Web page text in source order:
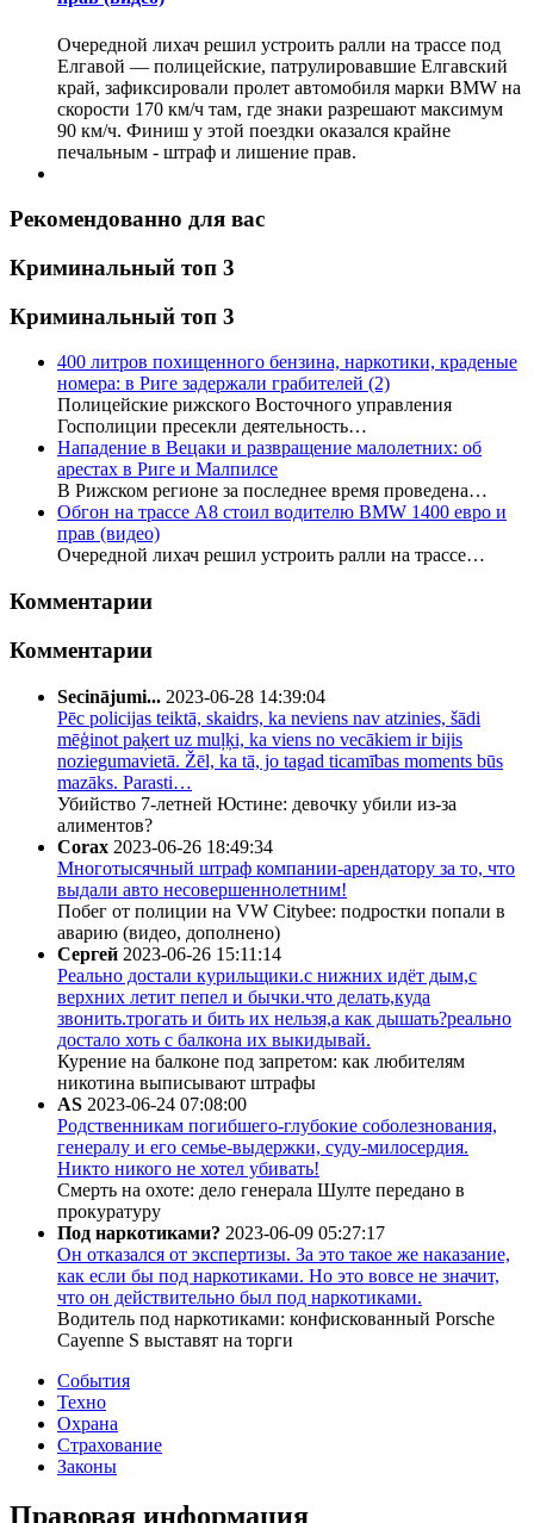
Очередной лихач решил устроить ралли на трассе под
Елгавой — полицейские, патрулировавшие Елгавский
край, зафиксировали пролет автомобиля марки BMW на
скорости 170 км/ч там, где знаки разрешают максимум
90 км/ч. Финиш у этой поездки оказался крайне
печальным - штраф и лишение прав.
Рекомендованно для вас
Криминальный топ 3
Криминальный топ 3
400 литров похищенного бензина, наркотики, краденые
номера: в Риге задержали грабителей (2)
Полицейские рижского Восточного управления
Госполиции пресекли деятельность…
Нападение в Вецаки и развращение малолетних: об
арестах в Риге и Малпилсе
В Рижском регионе за последнее время проведена…
Обгон на трассе А8 стоил водителю BMW 1400 евро и
прав (видео)
Очередной лихач решил устроить ралли на трассе…
Комментарии
Комментарии
Secinājumi... 2023-06-28 14:39:04
Pēc policijas teiktā, skaidrs, ka neviens nav atzinies, šādi
mēģinot paķert uz muļķi, ka viens no vecākiem ir bijis
noziegumavietā. Žēl, ka tā, jo tagad ticamības moments būs
mazāks. Parasti…
Убийство 7-летней Юстине: девочку убили из-за
алиментов?
Corax 2023-06-26 18:49:34
Многотысячный штраф компании-арендатору за то, что
выдали авто несовершеннолетним!
Побег от полиции на VW Citybee: подростки попали в
аварию (видео, дополнено)
Сергей 2023-06-26 15:11:14
Реально достали курильщики.с нижних идёт дым,с
верхних летит пепел и бычки.что делать,куда
звонить.трогать и бить их нельзя,а как дышать?реально
достало хоть с балкона их выкидывай.
Курение на балконе под запретом: как любителям
никотина выписывают штрафы
AS 2023-06-24 07:08:00
Родственникам погибшего-глубокие соболезнования,
генералу и его семье-выдержки, суду-милосердия.
Никто никого не хотел убивать!
Смерть на охоте: дело генерала Шулте передано в
прокуратуру
Под наркотиками? 2023-06-09 05:27:17
Он отказался от экспертизы. За это такое же наказание,
как если бы под наркотиками. Но это вовсе не значит,
что он действительно был под наркотиками.
Водитель под наркотиками: конфискованный Porsche
Cayenne S выставят на торги
События
Техно
Охрана
Страхование
Законы
Правовая информация